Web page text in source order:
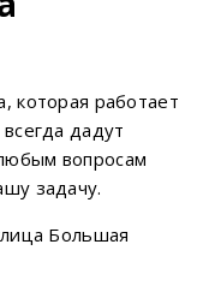
которая работает
дадут
вопросам
задачу.
Большая